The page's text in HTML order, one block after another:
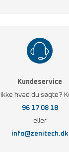
Kundeservice
hvad du søgte?
96 17 08 18
eller
info@zenitech.dk